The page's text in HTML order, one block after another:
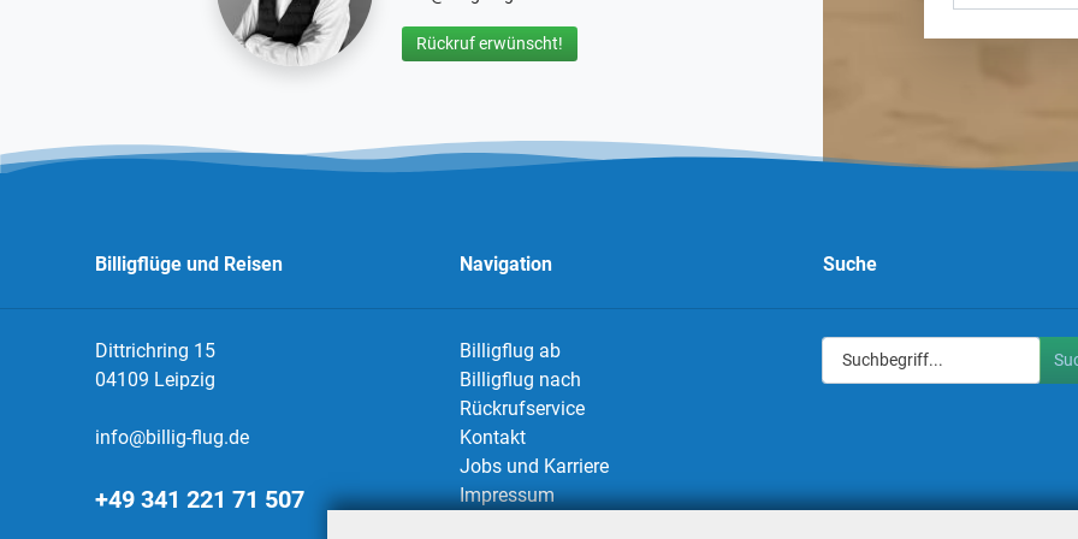
Rückruf erwünscht!
Billigflüge und Reisen
Dittrichring 15
04109 Leipzig
info@billig-flug.de
+49 341 221 71 507
Navigation
Billigflug ab
Billigflug nach
Rückrufservice
Kontakt
Jobs und Karriere
Impressum
Suche